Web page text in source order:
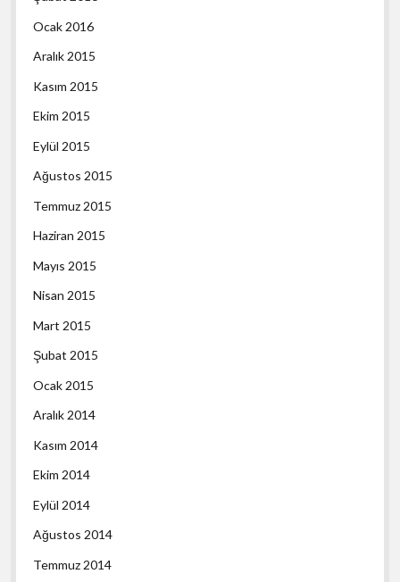
Ocak 2016
Aralık 2015
Kasım 2015
Ekim 2015
Eylül 2015
Ağustos 2015
Temmuz 2015
Haziran 2015
Mayıs 2015
Nisan 2015
Mart 2015
Şubat 2015
Ocak 2015
Aralık 2014
Kasım 2014
Ekim 2014
Eylül 2014
Ağustos 2014
Temmuz 2014